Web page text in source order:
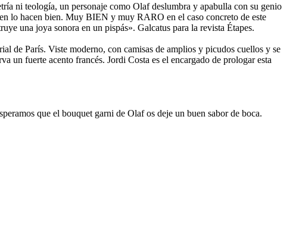
ni teología, un personaje como Olaf deslumbra y apabulla con su genio
lo hacen bien. Muy BIEN y muy RARO en el caso concreto de este
una joya sonora en un pispás». Galcatus para la revista Étapes.
de París. Viste moderno, con camisas de amplios y picudos cuellos y se
un fuerte acento francés. Jordi Costa es el encargado de prologar esta
que el bouquet garni de Olaf os deje un buen sabor de boca.